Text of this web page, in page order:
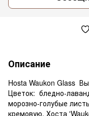
Описание
Hosta Waukon Glass
Цветок: бледно-
морозно-голубые
кремовую. Хоста